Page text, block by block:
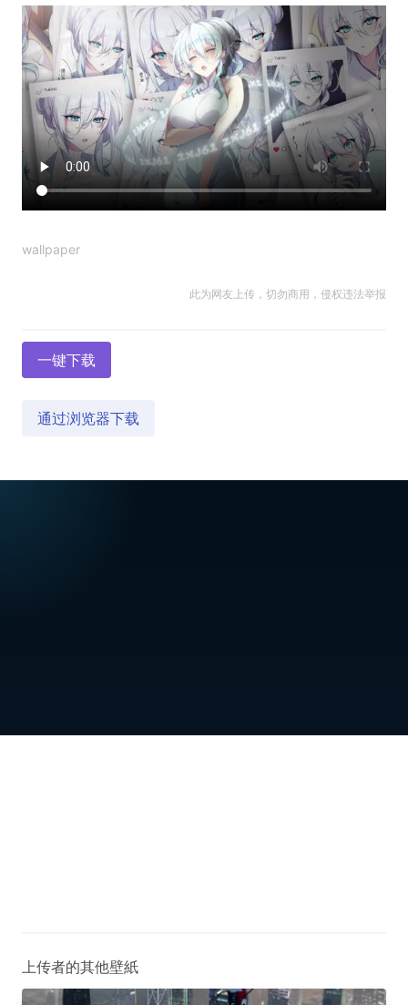
wallpaper
此为网友上传，切勿商用，侵权违法举报
一键下载
通过浏览器下载
上传者的其他壁紙